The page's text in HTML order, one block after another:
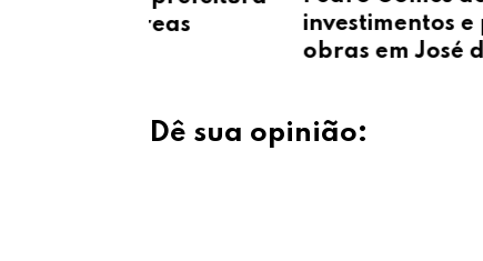
investimentos e projeta novas
obras em José de Freitas
Dê sua opinião: